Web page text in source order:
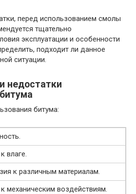
перед использованием смолы
тщательно
эксплуатации и особенности
подходит ли данное
ситуации.
недостатки
битума:
влаге.
к различным материалам.
механическим воздействиям.